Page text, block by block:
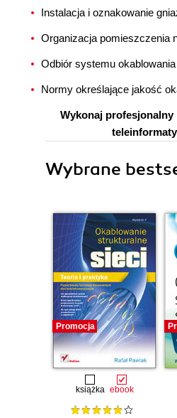
Instalacja i oznakowanie
Organizacja pomieszczenia
Odbiór systemu okablowania
Normy określające jakość
Wykonaj
Wybrane
Promocja
książka ebook